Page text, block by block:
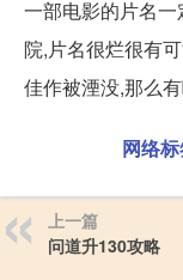
一部电影的片名
院,片名很烂很有
佳作被湮没,那么
网络标
上一篇
问道升130攻略